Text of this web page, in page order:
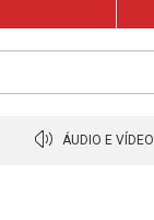
ÁUDIO E VÍDEO